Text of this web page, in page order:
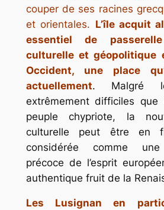
couper de ses racines
et orientales. L’île acquit
essentiel de passerelle
culturelle et géopolitique
Occident, une place
actuellement. Malgré
extrêmement difficiles que
peuple chypriote, la
culturelle peut être en
considérée comme une
précoce de l’esprit
authentique fruit de la
Les Lusignan en